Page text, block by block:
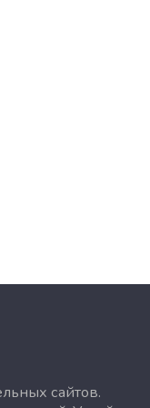
сайтов.